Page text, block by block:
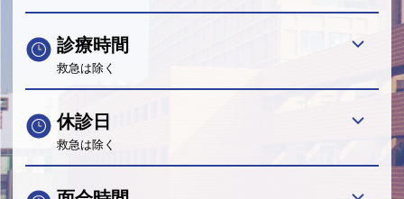
診療時間
救急は除く
休診日
救急は除く